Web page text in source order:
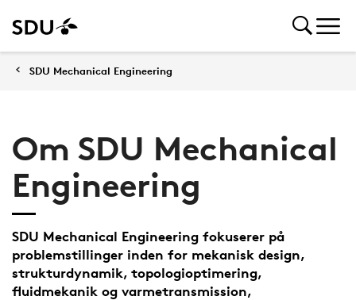
SDU Mechanical Engineering
Om SDU Mechanical
Engineering
SDU Mechanical Engineering fokuserer på
problemstillinger inden for mekanisk design,
strukturdynamik, topologioptimering,
fluidmekanik og varmetransmission,